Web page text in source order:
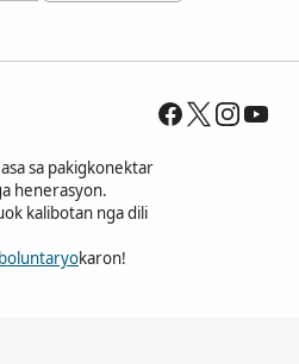
sa pakigkonektar
henerasyon.
kalibotan nga dili
karon!